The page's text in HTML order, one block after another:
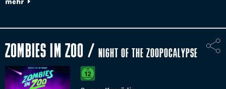
mehr
ZOMBIES IM ZOO / NIGHT OF THE ZOOPOCALYPSE